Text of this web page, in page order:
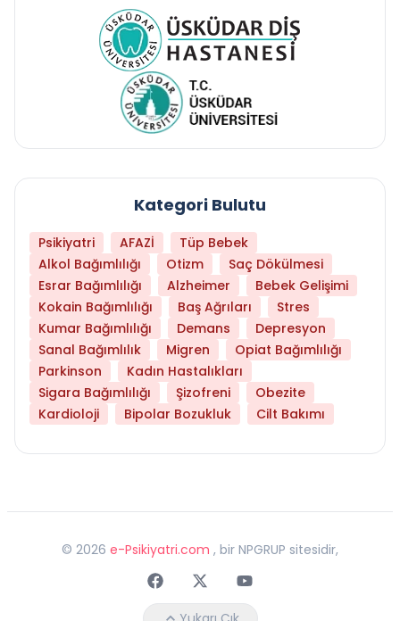
Kategori Bulutu
Psikiyatri AFAZİ
Tüp Bebek
Alkol Bağımlılığı
Otizm
Saç Dökülmesi
Esrar Bağımlılığı
Alzheimer
Bebek Gelişimi
Kokain Bağımlılığı
Baş Ağrıları
Stres
Kumar Bağımlılığı
Demans
Depresyon
Sanal Bağımlılık
Migren
Opiat Bağımlılığı
Parkinson
Kadın Hastalıkları
Sigara Bağımlılığı
Şizofreni
Obezite
Kardioloji
Bipolar Bozukluk Cilt Bakımı
© 2026 e-Psikiyatri.com , bir NPGRUP sitesidir,
FaceebokTwitterYoutube